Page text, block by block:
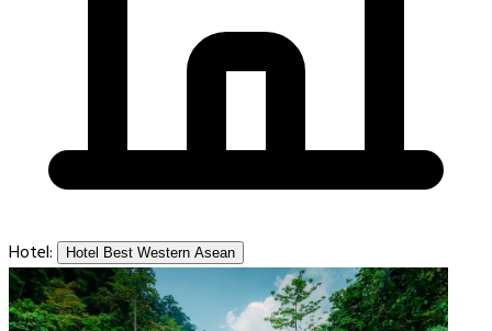
Hotel: Hotel Best Western Asean